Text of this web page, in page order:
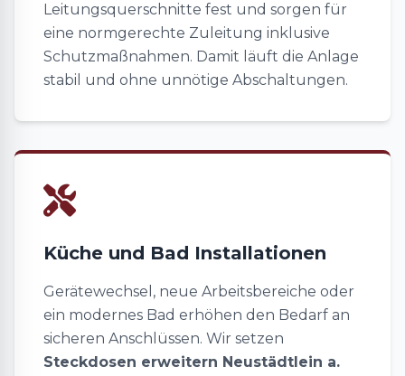
Leitungsquerschnitte fest und sorgen für
eine normgerechte Zuleitung inklusive
Schutzmaßnahmen. Damit läuft die Anlage
stabil und ohne unnötige Abschaltungen.
Küche und Bad Installationen
Gerätewechsel, neue Arbeitsbereiche oder
ein modernes Bad erhöhen den Bedarf an
sicheren Anschlüssen. Wir setzen
Steckdosen erweitern Neustädtlein a.